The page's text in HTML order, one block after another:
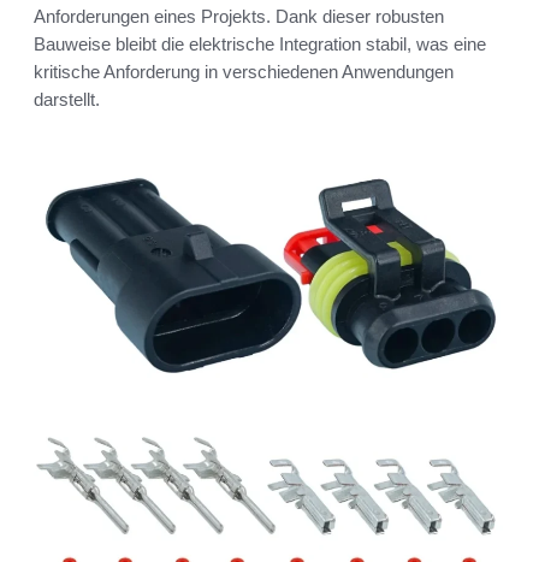
Anforderungen eines Projekts. Dank dieser robusten
Bauweise bleibt die elektrische Integration stabil, was eine
kritische Anforderung in verschiedenen Anwendungen
darstellt.